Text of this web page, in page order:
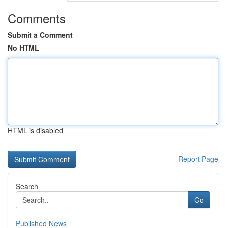
Comments
Submit a Comment
No HTML
HTML is disabled
Report Page
Search
Go
Published News